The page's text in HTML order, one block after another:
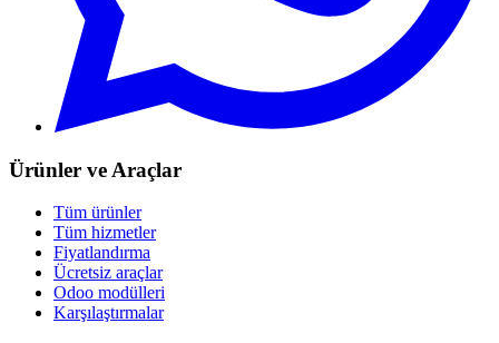
Ürünler ve Araçlar
Tüm ürünler
Tüm hizmetler
Fiyatlandırma
Ücretsiz araçlar
Odoo modülleri
Karşılaştırmalar